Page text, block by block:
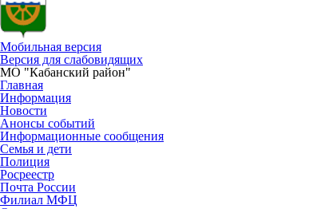
Мобильная версия
Версия для слабовидящих
МО "Кабанский район"
Главная
Информация
Новости
Анонсы событий
Информационные сообщения
Семья и дети
Полиция
Росреестр
Почта России
Филиал МФЦ